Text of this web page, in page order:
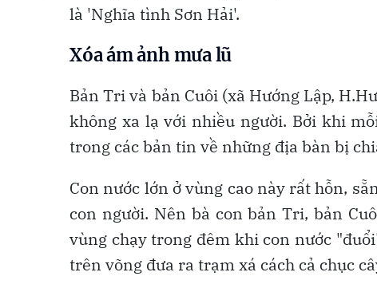
là 'Nghĩa tình Sơn Hải'.
Xóa ám ảnh mưa lũ
Bản Tri và bản Cuôi (xã Hướng Lập,
không xa lạ với nhiều người. Bởi khi
trong các bản tin về những địa bàn bị
Con nước lớn ở vùng cao này rất hỗn,
con người. Nên bà con bản Tri, bản
vùng chạy trong đêm khi con nước
trên võng đưa ra trạm xá cách cả chục